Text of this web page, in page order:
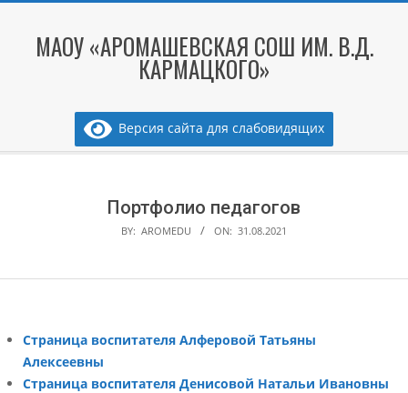
contentМАОУ «АРОМАШЕВСКАЯ СОШ ИМ. В.Д.
КАРМАЦКОГО»
Версия сайта для слабовидящих
Портфолио педагогов
BY: AROMEDU ON: 31.08.2021
Страница воспитателя Алферовой Татьяны
Алексеевны
Страница воспитателя Денисовой Натальи Ивановны